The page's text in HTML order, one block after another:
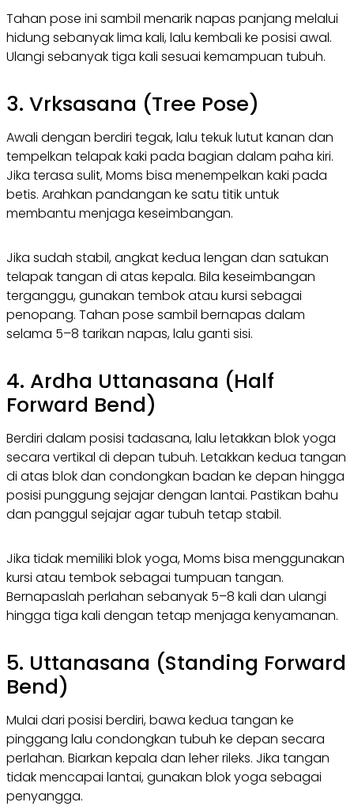
Tahan pose ini sambil menarik napas panjang melalui
hidung sebanyak lima kali, lalu kembali ke posisi awal.
Ulangi sebanyak tiga kali sesuai kemampuan tubuh.
3. Vrksasana (Tree Pose)
Awali dengan berdiri tegak, lalu tekuk lutut kanan dan
tempelkan telapak kaki pada bagian dalam paha kiri.
Jika terasa sulit, Moms bisa menempelkan kaki pada
betis. Arahkan pandangan ke satu titik untuk
membantu menjaga keseimbangan.
Jika sudah stabil, angkat kedua lengan dan satukan
telapak tangan di atas kepala. Bila keseimbangan
terganggu, gunakan tembok atau kursi sebagai
penopang. Tahan pose sambil bernapas dalam
selama 5–8 tarikan napas, lalu ganti sisi.
4. Ardha Uttanasana (Half
Forward Bend)
Berdiri dalam posisi tadasana, lalu letakkan blok yoga
secara vertikal di depan tubuh. Letakkan kedua tangan
di atas blok dan condongkan badan ke depan hingga
posisi punggung sejajar dengan lantai. Pastikan bahu
dan panggul sejajar agar tubuh tetap stabil.
Jika tidak memiliki blok yoga, Moms bisa menggunakan
kursi atau tembok sebagai tumpuan tangan.
Bernapaslah perlahan sebanyak 5–8 kali dan ulangi
hingga tiga kali dengan tetap menjaga kenyamanan.
5. Uttanasana (Standing Forward
Bend)
Mulai dari posisi berdiri, bawa kedua tangan ke
pinggang lalu condongkan tubuh ke depan secara
perlahan. Biarkan kepala dan leher rileks. Jika tangan
tidak mencapai lantai, gunakan blok yoga sebagai
penyangga.